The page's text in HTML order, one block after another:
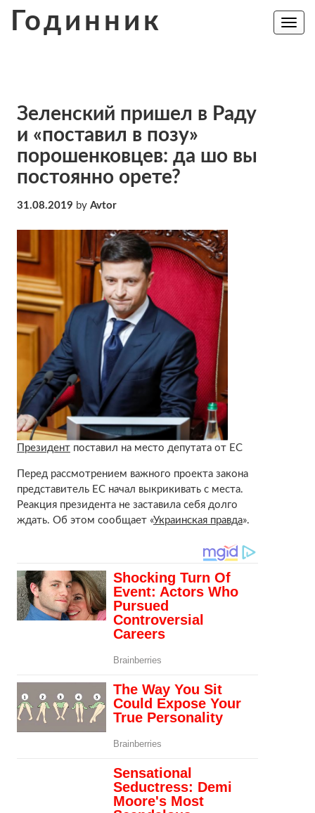
Годинник
Toggle
Зеленский пришел в Раду
и «поставил в позу»
порошенковцев: да шо вы
постоянно орете?
31.08.2019 by Avtor
Президентпоставил на место депутата от ЕС
Перед рассмотрением важного проекта закона
представитель ЕС начал выкрикивать с места.
Реакция президента не заставила себя долго
ждать. Об этом сообщает «Украинская правда».